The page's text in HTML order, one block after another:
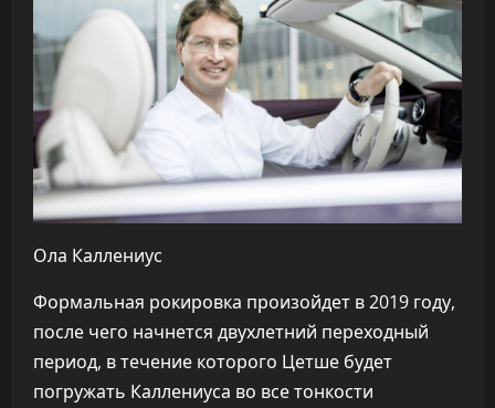
Ола Каллениус
Формальная рокировка произойдет в 2019 году,
после чего начнется двухлетний переходный
период, в течение которого Цетше будет
погружать Каллениуса во все тонкости